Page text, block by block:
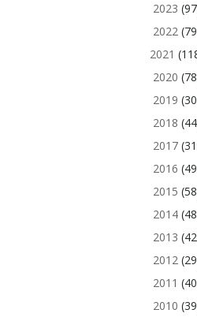
2023
2022
2021
2020
2019
2018
2017
2016
2015
2014
2013
2012
2011
2010